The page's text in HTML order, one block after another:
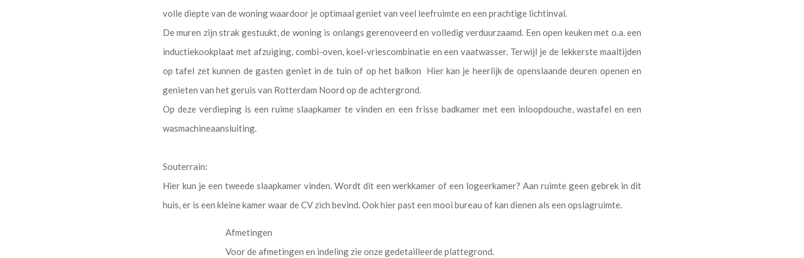
volle diepte van de woning waardoor je optimaal geniet van veel leefruimte en een prachtige lichtinval.
De muren zijn strak gestuukt, de woning is onlangs gerenoveerd en volledig verduurzaamd. Een open keuken met o.a. een
inductiekookplaat met afzuiging, combi-oven, koel-vriescombinatie en een vaatwasser. Terwijl je de lekkerste maaltijden
op tafel zet kunnen de gasten geniet in de tuin of op het balkon Hier kan je heerlijk de openslaande deuren openen en
genieten van het geruis van Rotterdam Noord op de achtergrond.
Op deze verdieping is een ruime slaapkamer te vinden en een frisse badkamer met een inloopdouche, wastafel en een
wasmachineaansluiting.
Souterrain:
Hier kun je een tweede slaapkamer vinden. Wordt dit een werkkamer of een logeerkamer? Aan ruimte geen gebrek in dit
huis, er is een kleine kamer waar de CV zich bevind. Ook hier past een mooi bureau of kan dienen als een opslagruimte.
Afmetingen
Voor de afmetingen en indeling zie onze gedetailleerde plattegrond.